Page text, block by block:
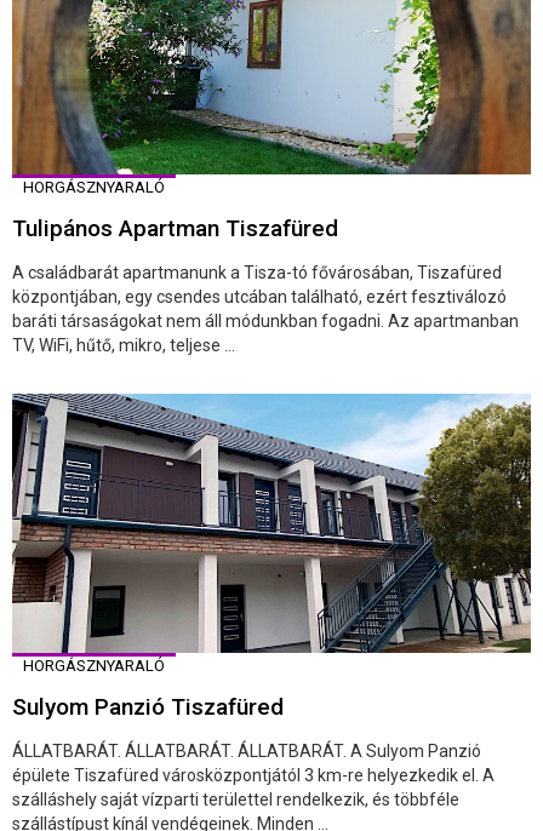
HORGÁSZNYARALÓ
Tulipános Apartman Tiszafüred
A családbarát apartmanunk a Tisza-tó fővárosában, Tiszafüred
központjában, egy csendes utcában található, ezért fesztiválozó
baráti társaságokat nem áll módunkban fogadni. Az apartmanban
TV, WiFi, hűtő, mikro, teljese ...
HORGÁSZNYARALÓ
Sulyom Panzió Tiszafüred
ÁLLATBARÁT. ÁLLATBARÁT. ÁLLATBARÁT. A Sulyom Panzió
épülete Tiszafüred városközpontjától 3 km-re helyezkedik el. A
szálláshely saját vízparti területtel rendelkezik, és többféle
szállástípust kínál vendégeinek. Minden ...